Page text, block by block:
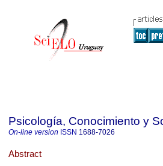
Psicología, Conocimiento y
On-line version ISSN 1688-7026
Abstract